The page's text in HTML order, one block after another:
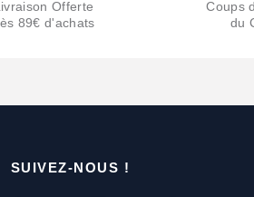
Offerte
89€ d'achats
Coups
du
SUIVEZ-NOUS !